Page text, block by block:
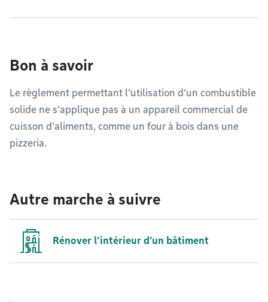
Bon à savoir
Le règlement permettant l’utilisation d’un combustible
solide ne s’applique pas à un appareil commercial de
cuisson d’aliments, comme un four à bois dans une
pizzeria.
Autre marche à suivre
Rénover l’intérieur d’un bâtiment